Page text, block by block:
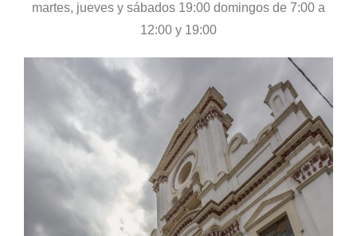
martes, jueves y sábados 19:00 domingos de 7:00 a
12:00 y 19:00